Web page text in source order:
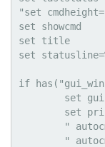
"set
set showcmd
set title
set
if
set
set
"
"